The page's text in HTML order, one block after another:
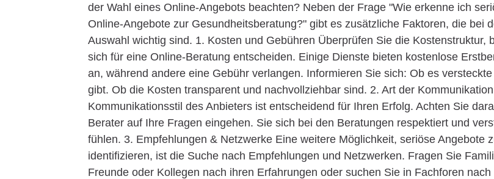
der Wahl eines Online-Angebots beachten? Neben der Frage "Wie erkenne ich
Online-Angebote zur Gesundheitsberatung?" gibt es zusätzliche Faktoren, die bei
Auswahl wichtig sind. 1. Kosten und Gebühren Überprüfen Sie die Kostenstruktur,
sich für eine Online-Beratung entscheiden. Einige Dienste bieten kostenlose
an, während andere eine Gebühr verlangen. Informieren Sie sich: Ob es
gibt. Ob die Kosten transparent und nachvollziehbar sind. 2. Art der
Kommunikationsstil des Anbieters ist entscheidend für Ihren Erfolg. Achten Sie
Berater auf Ihre Fragen eingehen. Sie sich bei den Beratungen respektiert und
fühlen. 3. Empfehlungen & Netzwerke Eine weitere Möglichkeit, seriöse Angebote
identifizieren, ist die Suche nach Empfehlungen und Netzwerken. Fragen Sie
Freunde oder Kollegen nach ihren Erfahrungen oder suchen Sie in Fachforen nach